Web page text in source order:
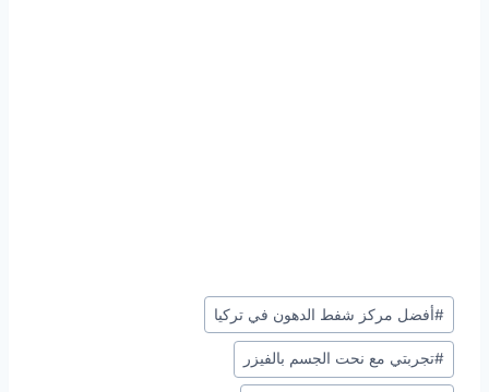
Post
Tags:
#أفضل مركز شفط الدهون في تركيا
#تجربتي مع نحت الجسم بالفيزر